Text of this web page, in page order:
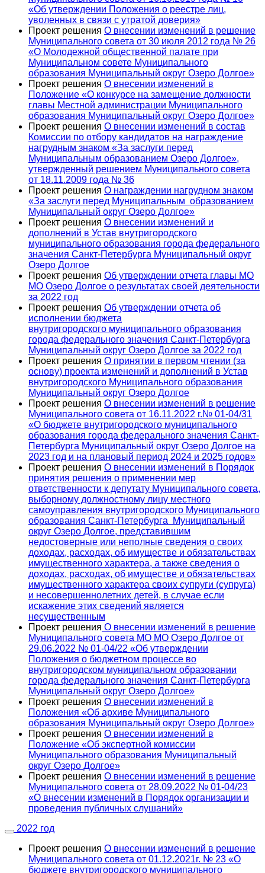
«Об утверждении Положения о реестре лиц,
уволенных в связи с утратой доверия»
Проект решения О внесении изменений в решение
Муниципального совета от 30 июля 2012 года № 26
«О Молодежной общественной палате при
Муниципальном совете Муниципального
образования Муниципальный округ Озеро Долгое»
Проект решения О внесении изменений в
Положение «О конкурсе на замещение должности
главы Местной администрации Муниципального
образования Муниципальный округ Озеро Долгое»
Проект решения О внесении изменений в состав
Комиссии по отбору кандидатов на награждение
нагрудным знаком «За заслуги перед
Муниципальным образованием Озеро Долгое»,
утвержденный решением Муниципального совета
от 18.11.2009 года № 36
Проект решения О награждении нагрудном знаком
«За заслуги перед Муниципальным образованием
Муниципальный округ Озеро Долгое»
Проект решения О внесении изменений и
дополнений в Устав внутригородского
муниципального образования города федерального
значения Санкт-Петербурга Муниципальный округ
Озеро Долгое
Проект решения Об утверждении отчета главы МО
МО Озеро Долгое о результатах своей деятельности
за 2022 год
Проект решения Об утверждении отчета об
исполнении бюджета
внутригородского муниципального образования
города федерального значения Санкт-Петербурга
Муниципальный округ Озеро Долгое за 2022 год
Проект решения О принятии в первом чтении (за
основу) проекта изменений и дополнений в Устав
внутригородского Муниципального образования
Муниципальный округ Озеро Долгое
Проект решения О внесении изменений в решение
Муниципального совета от 16.11.2022 г.№ 01-04/31
«О бюджете внутригородского муниципального
образования города федерального значения Санкт-
Петербурга Муниципальный округ Озеро Долгое на
2023 год и на плановый период 2024 и 2025 годов»
Проект решения О внесении изменений в Порядок
принятия решения о применении мер
ответственности к депутату Муниципального совета,
выборному должностному лицу местного
самоуправления внутригородского Муниципального
образования Санкт-Петербурга Муниципальный
округ Озеро Долгое, представившим
недостоверные или неполные сведения о своих
доходах, расходах, об имуществе и обязательствах
имущественного характера, а также сведения о
доходах, расходах, об имуществе и обязательствах
имущественного характера своих супруги (супруга)
и несовершеннолетних детей, в случае если
искажение этих сведений является
несущественным
Проект решения О внесении изменений в решение
Муниципального совета МО МО Озеро Долгое от
29.06.2022 № 01-04/22 «Об утверждении
Положения о бюджетном процессе во
внутригородском муниципальном образовании
города федерального значения Санкт-Петербурга
Муниципальный округ Озеро Долгое»
Проект решения О внесении изменений в
Положения «Об архиве Муниципального
образования Муниципальный округ Озеро Долгое»
Проект решения О внесении изменений в
Положение «Об экспертной комиссии
Муниципального образования Муниципальный
округ Озеро Долгое»
Проект решения О внесении изменений в решение
Муниципального совета от 28.09.2022 № 01-04/23
«О внесении изменений в Порядок организации и
проведения публичных слушаний»
2022 год
Проект решения О внесении изменений в решение
Муниципального совета от 01.12.2021г. № 23 «О
бюджете внутригородского муниципального